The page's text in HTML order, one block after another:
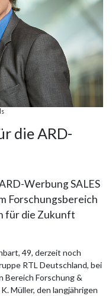
die ARD-
Werbung SALES
Forschungsbereich
für die Zukunft
49, derzeit noch
RTL Deutschland, bei
Bereich Forschung &
Müller, den langjährigen